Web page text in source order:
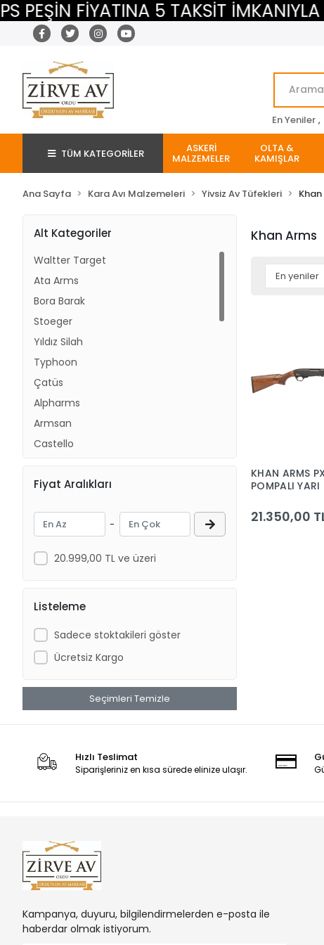
PEŞİN FİYATINA 5 TAKSİT İMKANIYLA
En Yeniler ,
TÜM KATEGORİLER ASKERİ
MALZEMELER
OLTA &
KAMIŞLAR
Ana Sayfa Kara Avı Malzemeleri Yivsiz Av Tüfekleri
Alt Kategoriler
Waltter Target
Ata Arms
Bora Barak
Stoeger
Yıldız Silah
Typhoon
Çatüs
Alpharms
Armsan
Castello
Retay
Özkanlar
Crystal
Ranger Arms
Caretta Arms
İmpala Plus
Khan Arms
Hatsan
Kral Arms
BREDA
HUNT GROUP
Fiyat Aralıkları
-
20.999,00 TL ve üzeri
Listeleme
Sadece stoktakileri göster
Ücretsiz Kargo
Seçimleri Temizle
Khan Arms
KHAN ARMS
POMPALI
21.350,00
Hızlı Teslimat
Siparişleriniz en kısa sürede elinize ulaşır.
Kampanya, duyuru, bilgilendirmelerden e-posta ile
haberdar olmak istiyorum.